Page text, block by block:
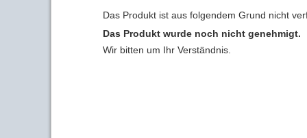
Das Produkt ist aus folgendem Grund nicht
Das Produkt wurde noch nicht genehmigt.
Wir bitten um Ihr Verständnis.